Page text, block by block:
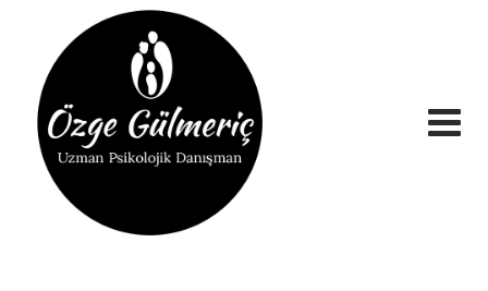
content